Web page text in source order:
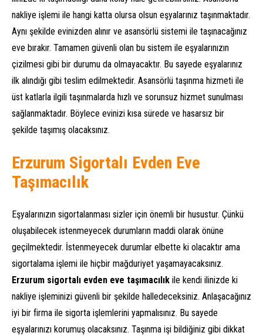
nakliye işlemi ile hangi katta olursa olsun eşyalarınız taşınmaktadır.
Aynı şekilde evinizden alınır ve asansörlü sistemi ile taşınacağınız
eve bırakır. Tamamen güvenli olan bu sistem ile eşyalarınızın
çizilmesi gibi bir durumu da olmayacaktır. Bu sayede eşyalarınız
ilk alındığı gibi teslim edilmektedir. Asansörlü taşınma hizmeti ile
üst katlarla ilgili taşınmalarda hızlı ve sorunsuz hizmet sunulması
sağlanmaktadır. Böylece evinizi kısa sürede ve hasarsız bir
şekilde taşımış olacaksınız.
Erzurum Sigortalı Evden Eve
Taşımacılık
Eşyalarınızın sigortalanması sizler için önemli bir husustur. Çünkü
oluşabilecek istenmeyecek durumların maddi olarak önüne
geçilmektedir. İstenmeyecek durumlar elbette ki olacaktır ama
sigortalama işlemi ile hiçbir mağduriyet yaşamayacaksınız.
Erzurum sigortalı evden eve taşımacılık ile kendi ilinizde ki
nakliye işleminizi güvenli bir şekilde halledeceksiniz. Anlaşacağınız
iyi bir firma ile sigorta işlemlerini yapmalısınız. Bu sayede
eşyalarınızı korumuş olacaksınız. Taşınma işi bildiğiniz gibi dikkat